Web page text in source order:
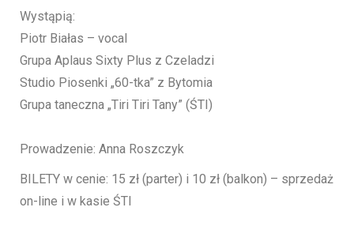
Wystąpią:
Piotr Białas – vocal
Grupa Aplaus Sixty Plus z Czeladzi
Studio Piosenki „60-tka” z Bytomia
Grupa taneczna „Tiri Tiri Tany” (ŚTI)
Prowadzenie: Anna Roszczyk
BILETY w cenie: 15 zł (parter) i 10 zł (balkon) – sprzedaż
on-line i w kasie ŚTI